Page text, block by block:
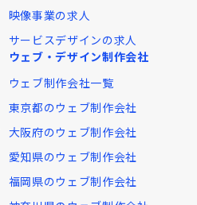
映像事業の求人
サービスデザインの求人
ウェブ・デザイン制作会社
ウェブ制作会社一覧
東京都のウェブ制作会社
大阪府のウェブ制作会社
愛知県のウェブ制作会社
福岡県のウェブ制作会社